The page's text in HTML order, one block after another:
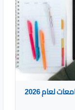
أفضل أجهزة اللاب توب للدراسة لطلاب الجامعات لعام 2026